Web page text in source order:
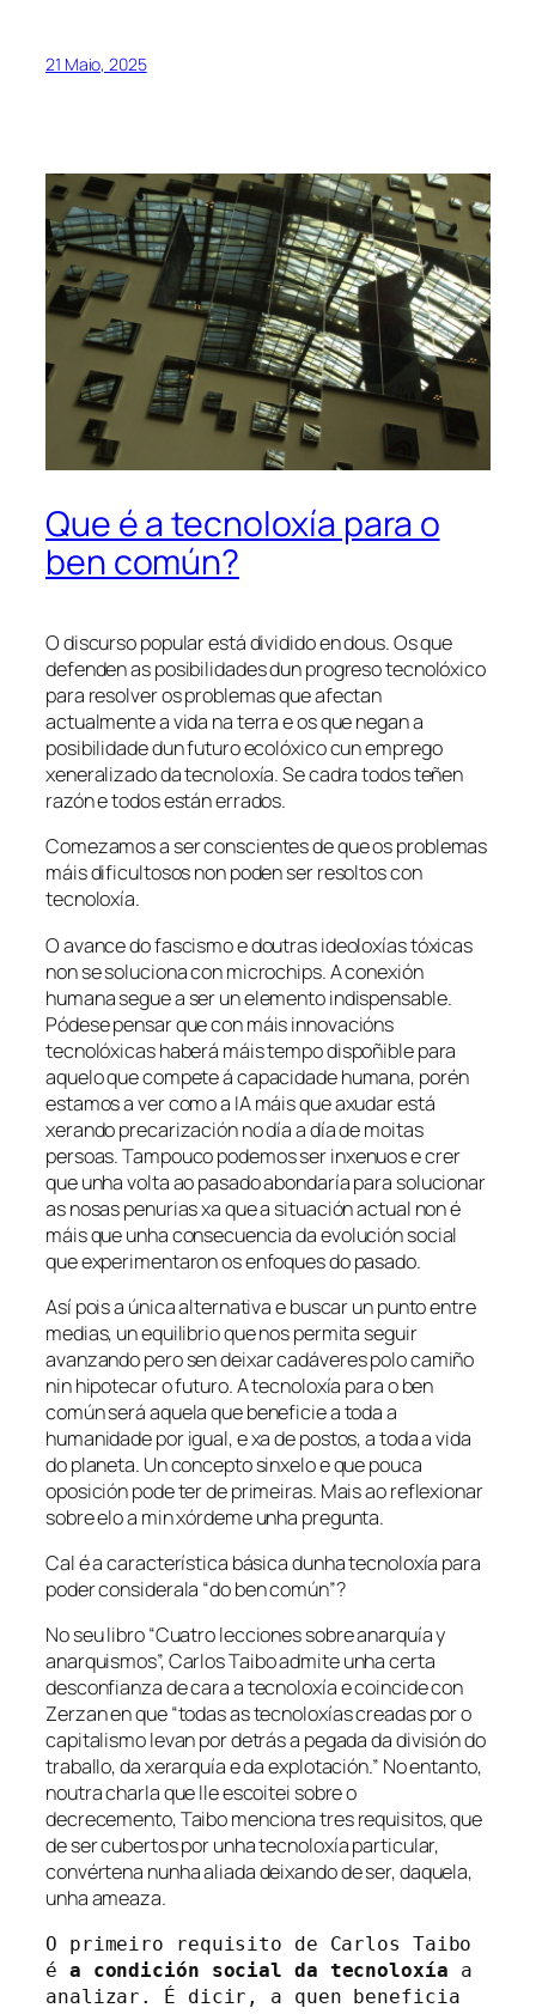
21 Maio, 2025
Que é a tecnoloxía para o
ben común?
O discurso popular está dividido en dous. Os que
defenden as posibilidades dun progreso tecnolóxico
para resolver os problemas que afectan
actualmente a vida na terra e os que negan a
posibilidade dun futuro ecolóxico cun emprego
xeneralizado da tecnoloxía. Se cadra todos teñen
razón e todos están errados.
Comezamos a ser conscientes de que os problemas
máis dificultosos non poden ser resoltos con
tecnoloxía.
O avance do fascismo e doutras ideoloxías tóxicas
non se soluciona con microchips. A conexión
humana segue a ser un elemento indispensable.
Pódese pensar que con máis innovacións
tecnolóxicas haberá máis tempo dispoñible para
aquelo que compete á capacidade humana, porén
estamos a ver como a IA máis que axudar está
xerando precarización no día a día de moitas
persoas. Tampouco podemos ser inxenuos e crer
que unha volta ao pasado abondaría para solucionar
as nosas penurias xa que a situación actual non é
máis que unha consecuencia da evolución social
que experimentaron os enfoques do pasado.
Así pois a única alternativa e buscar un punto entre
medias, un equilibrio que nos permita seguir
avanzando pero sen deixar cadáveres polo camiño
nin hipotecar o futuro. A tecnoloxía para o ben
común será aquela que beneficie a toda a
humanidade por igual, e xa de postos, a toda a vida
do planeta. Un concepto sinxelo e que pouca
oposición pode ter de primeiras. Mais ao reflexionar
sobre elo a min xórdeme unha pregunta.
Cal é a característica básica dunha tecnoloxía para
poder considerala “do ben común”?
No seu libro “Cuatro lecciones sobre anarquía y
anarquismos”, Carlos Taibo admite unha certa
desconfianza de cara a tecnoloxía e coincide con
Zerzan en que “todas as tecnoloxías creadas por o
capitalismo levan por detrás a pegada da división do
traballo, da xerarquía e da explotación.” No entanto,
noutra charla que lle escoitei sobre o
decrecemento, Taibo menciona tres requisitos, que
de ser cubertos por unha tecnoloxía particular,
convértena nunha aliada deixando de ser, daquela,
unha ameaza.
O primeiro requisito de Carlos Taibo
é a condición social da tecnoloxía a
analizar. É dicir, a quen beneficia